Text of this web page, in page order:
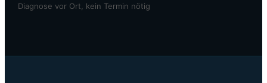
Diagnose vor Ort, kein Termin nötig